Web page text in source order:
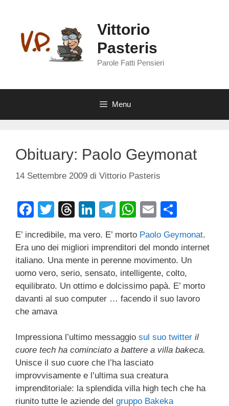
contenuto
Vittorio
Pasteris
Parole Fatti Pensieri
Menu
Obituary: Paolo Geymonat
14 Settembre 2009 di Vittorio Pasteris
F
c
e
b
o
o
T
tt
er
T
e
a
d
s
Li
k
e
dI
n
T
e
gr
a
m
W
at
s
A
p
p
E
ail n
di
vi
di
E’ incredibile, ma vero. E’ morto Paolo Geymonat.
Era uno dei migliori imprenditori del mondo internet
italiano. Una mente in perenne movimento. Un
uomo vero, serio, sensato, intelligente, colto,
equilibrato. Un ottimo e dolcissimo papà. E’ morto
davanti al suo computer … facendo il suo lavoro
che amava
Impressiona l’ultimo messaggio sul suo twitter il
cuore tech ha cominciato a battere a villa bakeca.
Unisce il suo cuore che l’ha lasciato
improvvisamente e l’ultima sua creatura
imprenditoriale: la splendida villa high tech che ha
riunito tutte le aziende del gruppo Bakeka